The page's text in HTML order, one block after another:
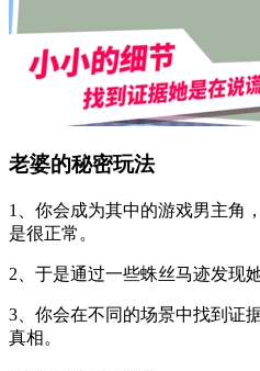
老婆的秘密玩法
1、你会成为其中的游戏男主角
是很正常。
2、于是通过一些蛛丝马迹发现
3、你会在不同的场景中找到证
真相。